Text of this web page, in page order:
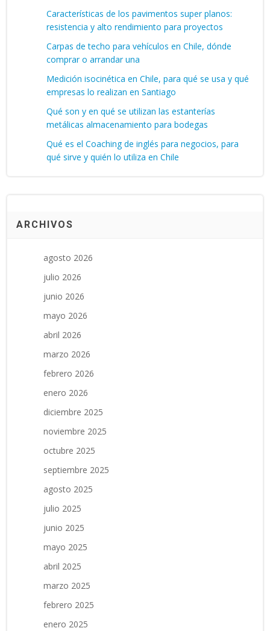
Características de los pavimentos super planos:
resistencia y alto rendimiento para proyectos
Carpas de techo para vehículos en Chile, dónde
comprar o arrandar una
Medición isocinética en Chile, para qué se usa y qué
empresas lo realizan en Santiago
Qué son y en qué se utilizan las estanterías
metálicas almacenamiento para bodegas
Qué es el Coaching de inglés para negocios, para
qué sirve y quién lo utiliza en Chile
ARCHIVOS
agosto 2026
julio 2026
junio 2026
mayo 2026
abril 2026
marzo 2026
febrero 2026
enero 2026
diciembre 2025
noviembre 2025
octubre 2025
septiembre 2025
agosto 2025
julio 2025
junio 2025
mayo 2025
abril 2025
marzo 2025
febrero 2025
enero 2025